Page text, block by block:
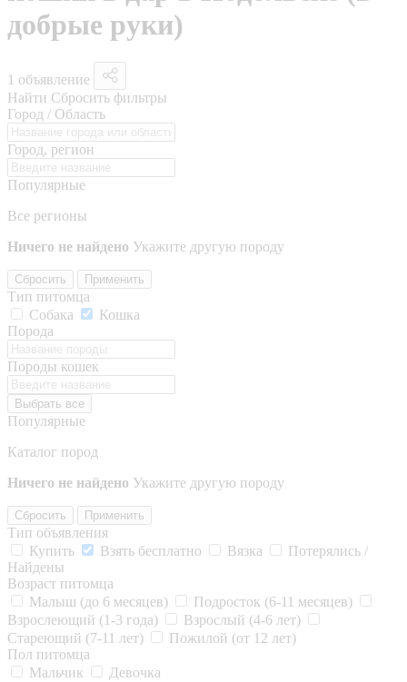
добрые руки)
1 объявление
Найти Сбросить фильтры
Город / Область
Город, регион
Популярные
Все регионы
Ничего не найдено Укажите другую породу
Сбросить Применить
Тип питомца
Собака
Кошка
Порода
Породы кошек
Выбрать все
Популярные
Каталог пород
Ничего не найдено Укажите другую породу
Сбросить Применить
Тип объявления
Купить
Взять бесплатно Вязка
Потерялись /
Найдены
Возраст питомца
Малыш (до 6 месяцев)
Подросток (6-11 месяцев)
Взрослеющий (1-3 года)
Взрослый (4-6 лет)
Стареющий (7-11 лет)
Пожилой (от 12 лет)
Пол питомца
Мальчик
Девочка